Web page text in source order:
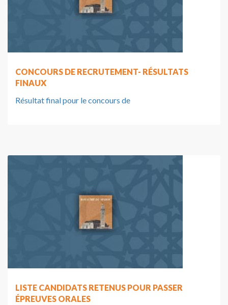
CONCOURS DE RECRUTEMENT- RÉSULTATS
FINAUX
Résultat final pour le concours de
LISTE CANDIDATS RETENUS POUR PASSER
ÉPREUVES ORALES